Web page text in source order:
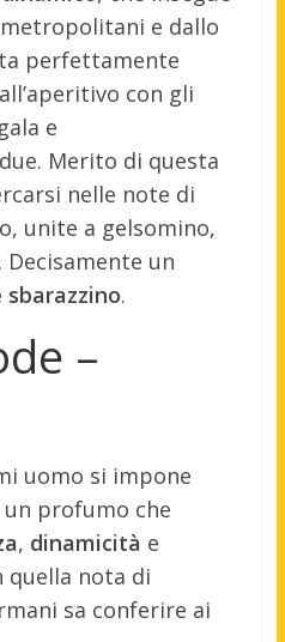
e dallo
perfettamente
con gli
e
Merito di questa
nelle note di
unite a gelsomino,
un
.
–
uomo si impone
un profumo che
, dinamicità e
quella nota di
sa conferire ai